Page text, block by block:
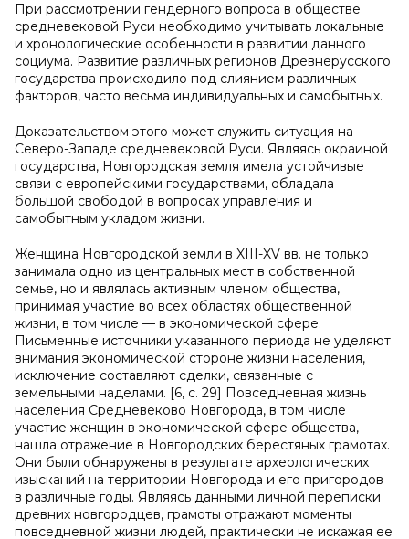
При рассмотрении гендерного вопроса в обществе
средневековой Руси необходимо учитывать локальные
и хронологические особенности в развитии данного
социума. Развитие различных регионов Древнерусского
государства происходило под слиянием различных
факторов, часто весьма индивидуальных и самобытных.
Доказательством этого может служить ситуация на
Северо-Западе средневековой Руси. Являясь окраиной
государства, Новгородская земля имела устойчивые
связи с европейскими государствами, обладала
большой свободой в вопросах управления и
самобытным укладом жизни.
Женщина Новгородской земли в XIII-XV вв. не только
занимала одно из центральных мест в собственной
семье, но и являлась активным членом общества,
принимая участие во всех областях общественной
жизни, в том числе — в экономической сфере.
Письменные источники указанного периода не уделяют
внимания экономической стороне жизни населения,
исключение составляют сделки, связанные с
земельными наделами. [6, с. 29] Повседневная жизнь
населения Средневеково Новгорода, в том числе
участие женщин в экономической сфере общества,
нашла отражение в Новгородских берестяных грамотах.
Они были обнаружены в результате археологических
изысканий на территории Новгорода и его пригородов
в различные годы. Являясь данными личной переписки
древних новгородцев, грамоты отражают моменты
повседневной жизни людей, практически не искажая ее